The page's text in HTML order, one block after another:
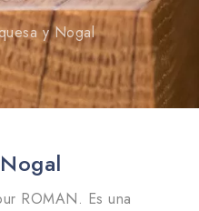
y Nogal
ROMAN. Es una